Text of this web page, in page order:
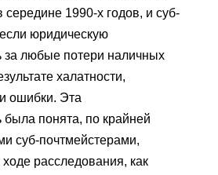
середине 1990-х годов, и суб-
юридическую
за любые потери наличных
халатности,
ошибки. Эта
была понята, по крайней
суб-почтмейстерами,
расследования, как